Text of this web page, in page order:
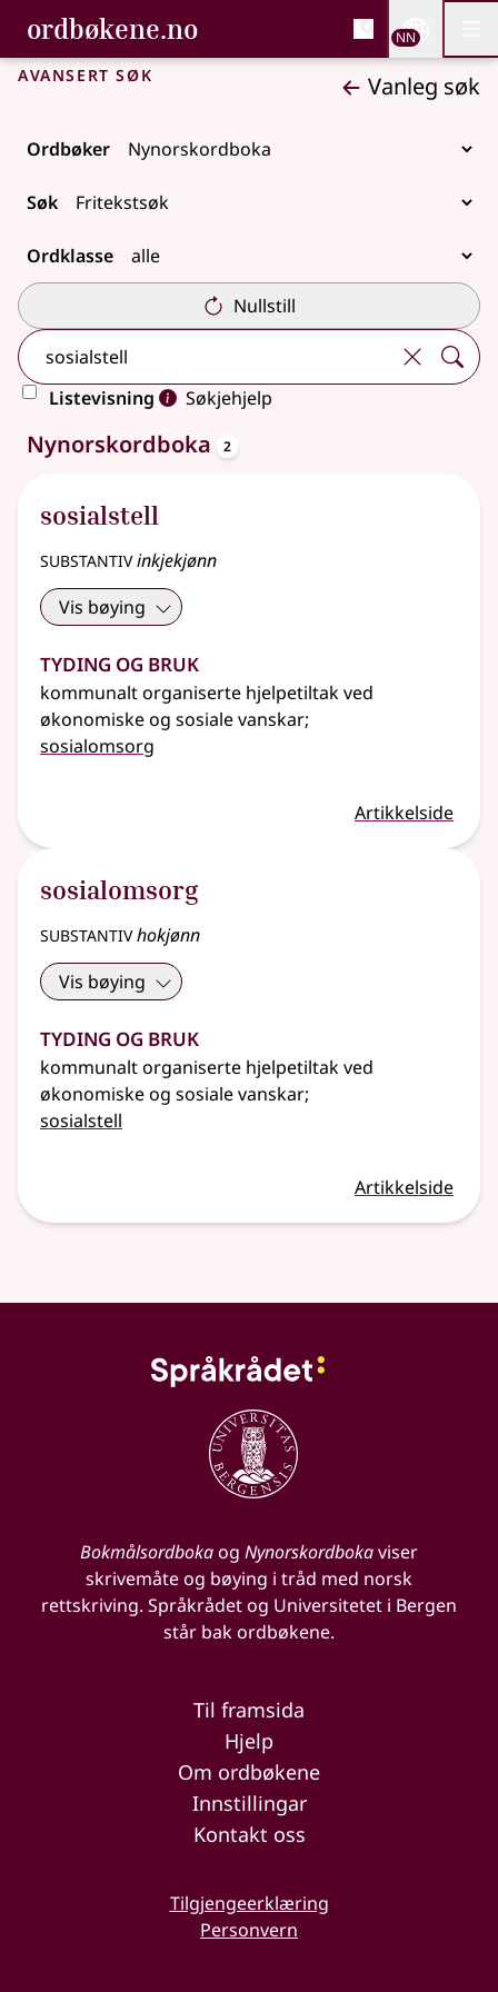
Gå til hovudinnhald
Tilgjenge
ordbøkene.no, Bokmålsordboka og
Bokmålsordboka og Nynorskordboka
NN
Avansert søk Vanleg søk
Ordbøker
Søk
Ordklasse
Nullstill
Listevisning
Søkjehjelp
2 treff
Nynorskordboka 2
sosialstell
substantivinkjekjønn
Vis bøying
Tyding og bruk
kommunalt organiserte hjelpetiltak ved
økonomiske og sosiale vanskar;
sosialomsorg
Artikkelside
sosialomsorg
substantivhokjønn
Vis bøying
Tyding og bruk
kommunalt organiserte hjelpetiltak ved
økonomiske og sosiale vanskar;
sosialstell
Artikkelside
Bokmålsordbokaog Nynorskordbokaviser
skrivemåte og bøying i tråd med norsk
rettskriving. Språkrådet og Universitetet i Bergen
står bak ordbøkene.
Til framsida
Hjelp
Om ordbøkene
Innstillingar
Kontakt oss
Tilgjengeerklæring
Personvern